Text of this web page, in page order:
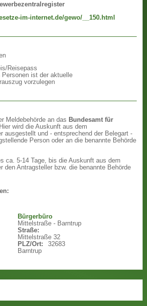
im-internet.de/gewo/__150.html
Reisepass
Personen ist der aktuelle
vorzulegen
Meldebehörde an das Bundesamt für
wird die Auskunft aus dem
ausgestellt und - entsprechend der Belegart -
Person oder an die benannte Behörde
ca. 5-14 Tage, bis die Auskunft aus dem
den Antragsteller bzw. die benannte Behörde
Bürgerbüro
Mittelstraße - Barntrup
Straße:
Mittelstraße 32
PLZ/Ort:
32683
Barntrup